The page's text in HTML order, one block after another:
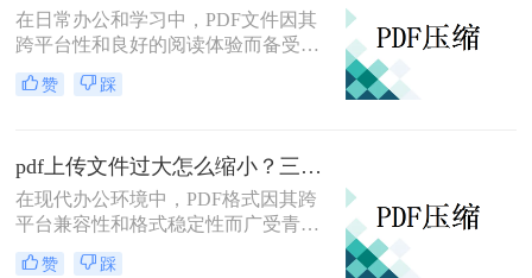
在日常办公和学习中，PDF文件因其
跨平台性和良好的阅读体验而备受欢
迎。然而，有时PDF文件过大，不仅
占用存储空间，还会影响传输速度。
的方法。
赞 踩
pdf上传文件过大怎么缩小？三招助你轻松缩小！
在现代办公环境中，PDF格式因其跨
平台兼容性和格式稳定性而广受青
睐。然而，高清图片、复杂布局和丰
富内容往往导致PDF文件体积庞大，
赞 踩